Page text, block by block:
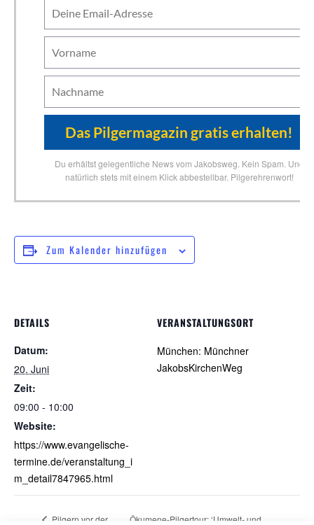
Du erhältst gelegentliche News vom Jakobsweg. Kein Spam. Und
natürlich stets mit einem Klick abbestellbar. Pilgerehrenwort!
Zum Kalender hinzufügen
DETAILS
Datum:
20. Juni
Zeit:
09:00 - 10:00
Website:
https://www.evangelische-
termine.de/veranstaltung_i
m_detail7847965.html
VERANSTALTUNGSORT
München: Münchner
JakobsKirchenWeg
Pilgern vor der Ökumene-Pilgertour: ‘Umwelt- und